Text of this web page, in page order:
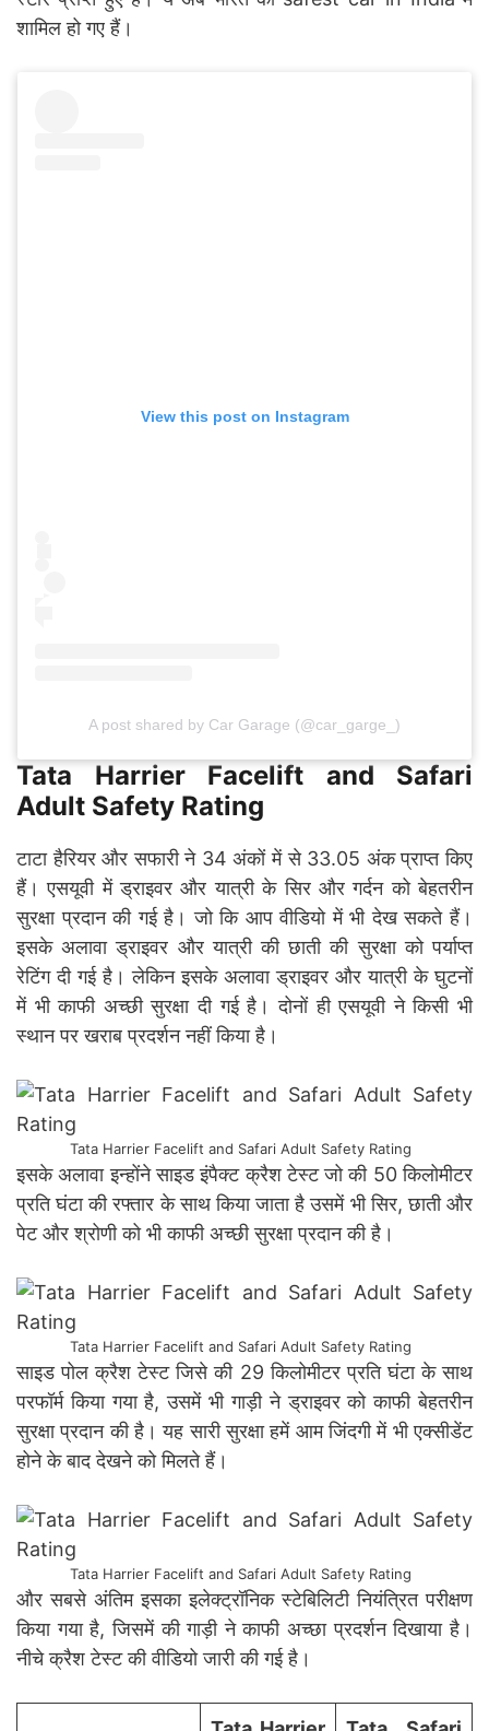
शामिल हो गए हैं।
View this post on Instagram
A post shared by Car Garage (@car_garge_)
Tata Harrier Facelift and Safari
Adult Safety Rating
टाटा हैरियर और सफारी ने 34 अंकों में से 33.05 अंक प्राप्त किए
हैं। एसयूवी में ड्राइवर और यात्री के सिर और गर्दन को बेहतरीन
सुरक्षा प्रदान की गई है। जो कि आप वीडियो में भी देख सकते हैं।
इसके अलावा ड्राइवर और यात्री की छाती की सुरक्षा को पर्याप्त
रेटिंग दी गई है। लेकिन इसके अलावा ड्राइवर और यात्री के घुटनों
में भी काफी अच्छी सुरक्षा दी गई है। दोनों ही एसयूवी ने किसी भी
स्थान पर खराब प्रदर्शन नहीं किया है।
Tata Harrier Facelift and Safari Adult Safety Rating
इसके अलावा इन्होंने साइड इंपैक्ट क्रैश टेस्ट जो की 50 किलोमीटर
प्रति घंटा की रफ्तार के साथ किया जाता है उसमें भी सिर, छाती और
पेट और श्रोणी को भी काफी अच्छी सुरक्षा प्रदान की है।
Tata Harrier Facelift and Safari Adult Safety Rating
साइड पोल क्रैश टेस्ट जिसे की 29 किलोमीटर प्रति घंटा के साथ
परफॉर्म किया गया है, उसमें भी गाड़ी ने ड्राइवर को काफी बेहतरीन
सुरक्षा प्रदान की है। यह सारी सुरक्षा हमें आम जिंदगी में भी एक्सीडेंट
होने के बाद देखने को मिलते हैं।
Tata Harrier Facelift and Safari Adult Safety Rating
और सबसे अंतिम इसका इलेक्ट्रॉनिक स्टेबिलिटी नियंत्रित परीक्षण
किया गया है, जिसमें की गाड़ी ने काफी अच्छा प्रदर्शन दिखाया है।
नीचे क्रैश टेस्ट की वीडियो जारी की गई है।